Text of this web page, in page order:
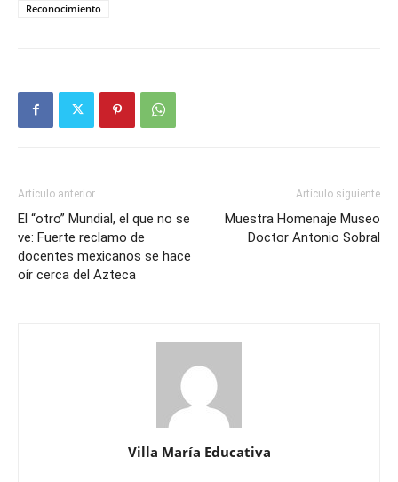
Reconocimiento
Artículo anterior
El “otro” Mundial, el que no se
ve: Fuerte reclamo de
docentes mexicanos se hace
oír cerca del Azteca
Artículo siguiente
Muestra Homenaje Museo
Doctor Antonio Sobral
Villa María Educativa